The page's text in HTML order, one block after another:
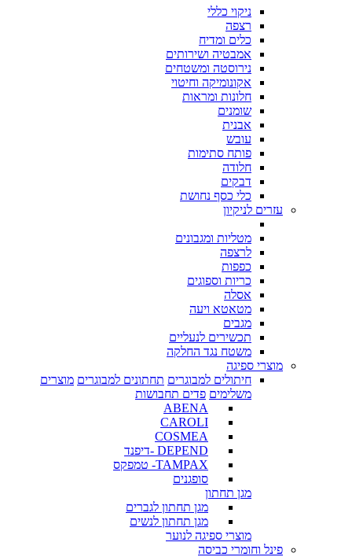
ניקוי כללי
רצפה
כלים ומדיח
אמבטיה ושירותים
נירוסטה ומשטחים
אקונומיקה וחיטוי
חלונות ומראות
שומנים
אבנית
עובש
פותח סתימות
חלודה
דבקים
כלי כסף נחושת
עזרים לניקיון
מטליות ומגבונים
לרצפה
כפפות
כריות וספוגים
אסלה
מטאטא ויעה
מגבים
תכשירים לנעליים
משטח נגד החלקה
מוצרי ספיגה
חיתולים למבוגרים תחתונים למבוגרים מוצרים
משלימים פדים תחבושות
ABENA
CAROLI
COSMEA
DEPEND -דיפנד
TAMPAX- טמפקס
סופגנים
מגן תחתון
מגן תחתון לגברים
מגן תחתון לנשים
מוצרי ספיגה לנוער
פינל וחומרי כביסה